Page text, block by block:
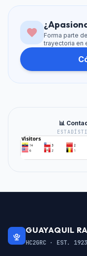
Forma parte
trayectoria en
📊
GUAYAQUIL
HC2GRC · EST. 1923